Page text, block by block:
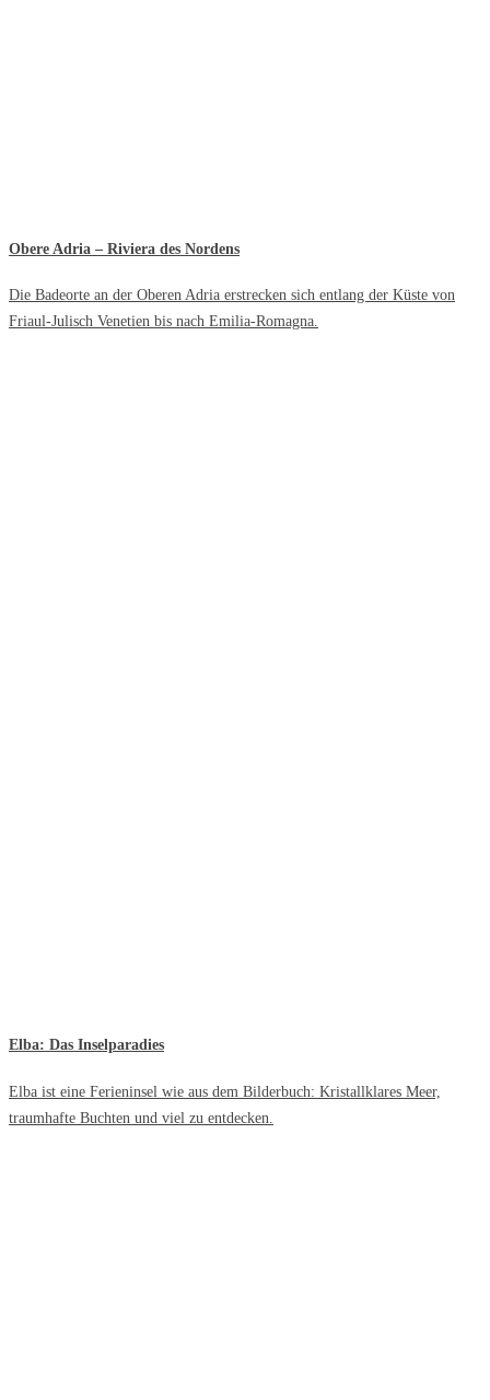
Obere Adria – Riviera des Nordens
Die Badeorte an der Oberen Adria erstrecken sich entlang der Küste von
Friaul-Julisch Venetien bis nach Emilia-Romagna.
Elba: Das Inselparadies
Elba ist eine Ferieninsel wie aus dem Bilderbuch: Kristallklares Meer,
traumhafte Buchten und viel zu entdecken.